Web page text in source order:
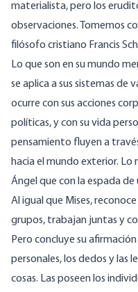
materialista, pero los
observaciones. Tomemos
filósofo cristiano Francis
Lo que son en su mundo
se aplica a sus sistemas de
ocurre con sus acciones
políticas, y con su vida
pensamiento fluyen a
hacia el mundo exterior. Lo
Ángel que con la espada de
Al igual que Mises,
grupos, trabajan juntas y
Pero concluye su
personales, los dedos y las
cosas. Las poseen los